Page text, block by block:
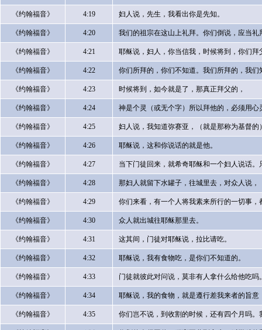
《约翰福音》 4:19 妇人说，先生，我看出你是先知。
《约翰福音》 4:20 我们的祖宗在这山上礼拜。你们倒说，应当
《约翰福音》 4:21 耶稣说，妇人，你当信我，时候将到，你们
《约翰福音》 4:22 你们所拜的，你们不知道。我们所拜的，我
《约翰福音》 4:23 时候将到，如今就是了，那真正拜父的，
《约翰福音》 4:24 神是个灵（或无个字）所以拜他的，必须用心
《约翰福音》 4:25 妇人说，我知道弥赛亚，（就是那称为基督
《约翰福音》 4:26 耶稣说，这和你说话的就是他。
《约翰福音》 4:27 当下门徒回来，就希奇耶稣和一个妇人说话
《约翰福音》 4:28 那妇人就留下水罐子，往城里去，对众人说，
《约翰福音》 4:29 你们来看，有一个人将我素来所行的一切事
《约翰福音》 4:30 众人就出城往耶稣那里去。
《约翰福音》 4:31 这其间，门徒对耶稣说，拉比请吃。
《约翰福音》 4:32 耶稣说，我有食物吃，是你们不知道的。
《约翰福音》 4:33 门徒就彼此对问说，莫非有人拿什么给他吃吗
《约翰福音》 4:34 耶稣说，我的食物，就是遵行差我来者的旨意
《约翰福音》 4:35 你们岂不说，到收割的时候，还有四个月吗